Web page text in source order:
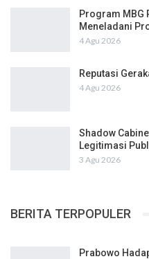
Program MBG
Meneladani
4 Agu 2026
Reputasi
4 Agu 2026
Shadow
Legitimasi
3 Agu 2026
BERITA TERPOPULER
Prabowo